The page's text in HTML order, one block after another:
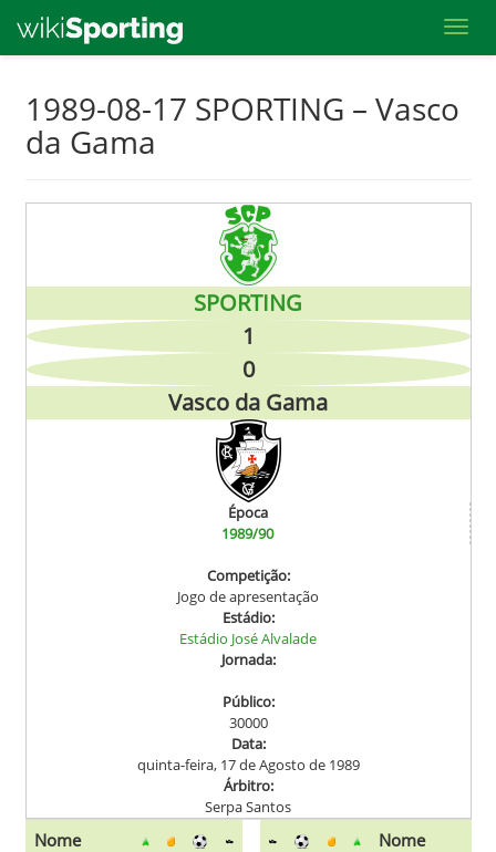
main
1989-08-17 SPORTING – Vasco
da Gama
SPORTING
1
0
Vasco da Gama
Época
1989/90
Competição:
Jogo de apresentação
Estádio:
Estádio José Alvalade
Jornada:
Público:
30000
Data:
quinta-feira, 17 de Agosto de 1989
Árbitro:
Serpa Santos
Nome Nome